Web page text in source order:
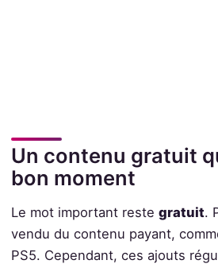
Un contenu gratuit
bon moment
Le mot important reste gratuit.
vendu du contenu payant,
PS5. Cependant, ces ajouts